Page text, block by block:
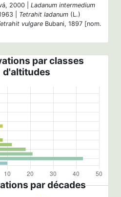
2000 | Ladanum intermedium
| Tetrahit ladanum (L.)
vulgare Bubani, 1897 [nom.
par classes
d'altitudes
par décades